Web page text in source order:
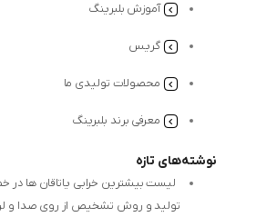
آموزش بلبرینگ
گریس
محصولات تولیدی ما
معرفی برند بلبرینگ
نوشته‌های تازه
لیست بیشترین خرابی‌ یاتاقان ها در
تولید و روش تشخیص از روی صدا و